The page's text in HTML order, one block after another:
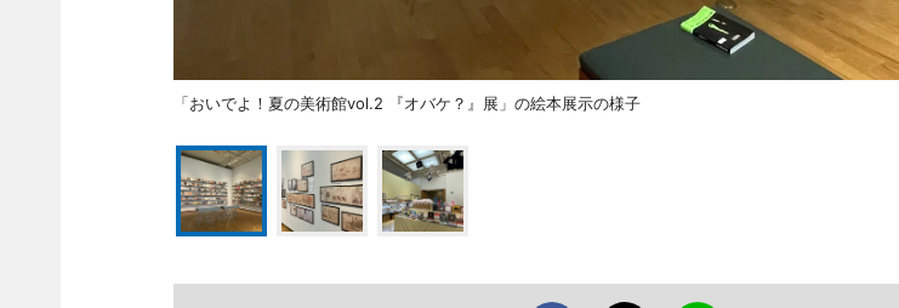
「おいでよ！夏の美術館vol.2 『オバケ？』展」の絵本展示の様子